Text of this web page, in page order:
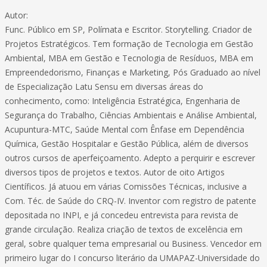
Autor:
Func. Público em SP, Polímata e Escritor. Storytelling. Criador de
Projetos Estratégicos. Tem formação de Tecnologia em Gestão
Ambiental, MBA em Gestão e Tecnologia de Resíduos, MBA em
Empreendedorismo, Finanças e Marketing, Pós Graduado ao nível
de Especialização Latu Sensu em diversas áreas do
conhecimento, como: Inteligência Estratégica, Engenharia de
Segurança do Trabalho, Ciências Ambientais e Análise Ambiental,
Acupuntura-MTC, Saúde Mental com Ênfase em Dependência
Química, Gestão Hospitalar e Gestão Pública, além de diversos
outros cursos de aperfeiçoamento. Adepto a perquirir e escrever
diversos tipos de projetos e textos. Autor de oito Artigos
Científicos. Já atuou em várias Comissões Técnicas, inclusive a
Com. Téc. de Saúde do CRQ-IV. Inventor com registro de patente
depositada no INPI, e já concedeu entrevista para revista de
grande circulação. Realiza criação de textos de excelência em
geral, sobre qualquer tema empresarial ou Business. Vencedor em
primeiro lugar do I concurso literário da UMAPAZ-Universidade do